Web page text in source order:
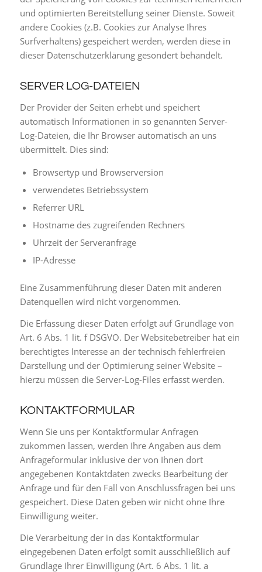
und optimierten Bereitstellung seiner Dienste. Soweit
andere Cookies (z.B. Cookies zur Analyse Ihres
Surfverhaltens) gespeichert werden, werden diese in
dieser Datenschutzerklärung gesondert behandelt.
SERVER LOG-DATEIEN
Der Provider der Seiten erhebt und speichert
automatisch Informationen in so genannten Server-
Log-Dateien, die Ihr Browser automatisch an uns
übermittelt. Dies sind:
Browsertyp und Browserversion
verwendetes Betriebssystem
Referrer URL
Hostname des zugreifenden Rechners
Uhrzeit der Serveranfrage
IP-Adresse
Eine Zusammenführung dieser Daten mit anderen
Datenquellen wird nicht vorgenommen.
Die Erfassung dieser Daten erfolgt auf Grundlage von
Art. 6 Abs. 1 lit. f DSGVO. Der Websitebetreiber hat ein
berechtigtes Interesse an der technisch fehlerfreien
Darstellung und der Optimierung seiner Website –
hierzu müssen die Server-Log-Files erfasst werden.
KONTAKTFORMULAR
Wenn Sie uns per Kontaktformular Anfragen
zukommen lassen, werden Ihre Angaben aus dem
Anfrageformular inklusive der von Ihnen dort
angegebenen Kontaktdaten zwecks Bearbeitung der
Anfrage und für den Fall von Anschlussfragen bei uns
gespeichert. Diese Daten geben wir nicht ohne Ihre
Einwilligung weiter.
Die Verarbeitung der in das Kontaktformular
eingegebenen Daten erfolgt somit ausschließlich auf
Grundlage Ihrer Einwilligung (Art. 6 Abs. 1 lit. a